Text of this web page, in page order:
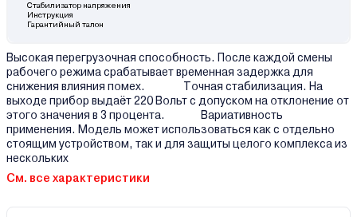
Стабилизатор напряжения
Инструкция
Гарантийный талон
Высокая перегрузочная способность. После каждой смены
рабочего режима срабатывает временная задержка для
снижения влияния помех. Точная стабилизация. На
выходе прибор выдаёт 220 Вольт с допуском на отклонение от
этого значения в 3 процента. Вариативность
применения. Модель может использоваться как с отдельно
стоящим устройством, так и для защиты целого комплекса из
нескольких
См. все характеристики